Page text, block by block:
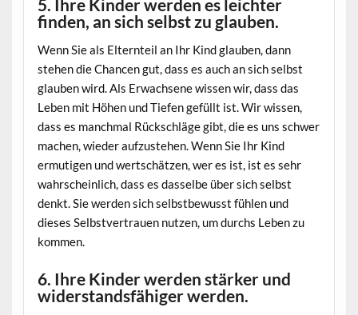
5. Ihre Kinder werden es leichter
finden, an sich selbst zu glauben.
Wenn Sie als Elternteil an Ihr Kind glauben, dann
stehen die Chancen gut, dass es auch an sich selbst
glauben wird. Als Erwachsene wissen wir, dass das
Leben mit Höhen und Tiefen gefüllt ist. Wir wissen,
dass es manchmal Rückschläge gibt, die es uns schwer
machen, wieder aufzustehen. Wenn Sie Ihr Kind
ermutigen und wertschätzen, wer es ist, ist es sehr
wahrscheinlich, dass es dasselbe über sich selbst
denkt. Sie werden sich selbstbewusst fühlen und
dieses Selbstvertrauen nutzen, um durchs Leben zu
kommen.
6. Ihre Kinder werden stärker und
widerstandsfähiger werden.